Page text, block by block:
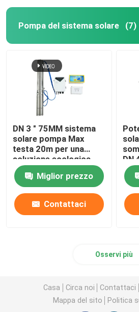
Pompa del sistema solare (7)
DN 3 " 75MM sistema
solare pompa Max
testa 20m per una
soluzione ecologica
Miglior prezzo
Contattaci
DN
Osservi più
Casa Circa noi Contattaci
Mappa del sito
Politica